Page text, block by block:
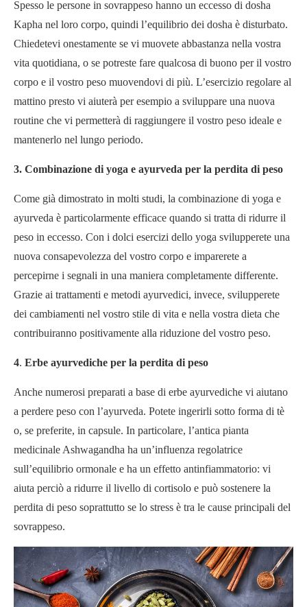
Spesso le persone in sovrappeso hanno un eccesso di dosha
Kapha nel loro corpo, quindi l’equilibrio dei dosha è disturbato.
Chiedetevi onestamente se vi muovete abbastanza nella vostra
vita quotidiana, o se potreste fare qualcosa di buono per il vostro
corpo e il vostro peso muovendovi di più. L’esercizio regolare al
mattino presto vi aiuterà per esempio a sviluppare una nuova
routine che vi permetterà di raggiungere il vostro peso ideale e
mantenerlo nel lungo periodo.
3. Combinazione di yoga e ayurveda per la perdita di peso
Come già dimostrato in molti studi, la combinazione di yoga e
ayurveda è particolarmente efficace quando si tratta di ridurre il
peso in eccesso. Con i dolci esercizi dello yoga svilupperete una
nuova consapevolezza del vostro corpo e imparerete a
percepirne i segnali in una maniera completamente differente.
Grazie ai trattamenti e metodi ayurvedici, invece, svilupperete
dei cambiamenti nel vostro stile di vita e nella vostra dieta che
contribuiranno positivamente alla riduzione del vostro peso.
4. Erbe ayurvediche per la perdita di peso
Anche numerosi preparati a base di erbe ayurvediche vi aiutano
a perdere peso con l’ayurveda. Potete ingerirli sotto forma di tè
o, se preferite, in capsule. In particolare, l’antica pianta
medicinale Ashwagandha ha un’influenza regolatrice
sull’equilibrio ormonale e ha un effetto antinfiammatorio: vi
aiuta perciò a ridurre il livello di cortisolo e può sostenere la
perdita di peso soprattutto se lo stress è tra le cause principali del
sovrappeso.